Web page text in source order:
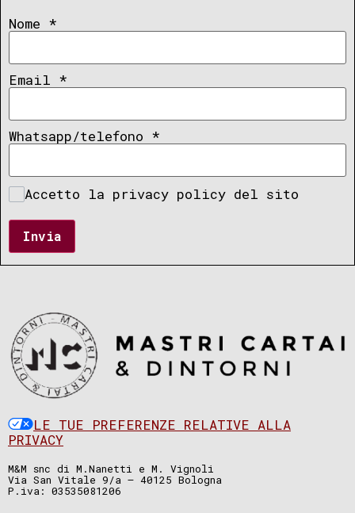
Nome *
Email *
Whatsapp/telefono *
Accetto la privacy policy del sito
Invia
LE TUE PREFERENZE RELATIVE ALLA
PRIVACY
M&M snc di M.Nanetti e M. Vignoli
Via San Vitale 9/a – 40125 Bologna
P.iva: 03535081206